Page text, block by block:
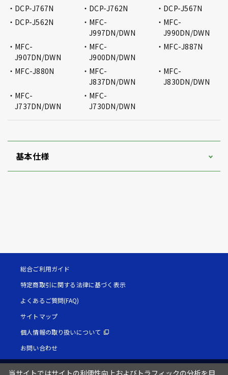
DCP-J767N
DCP-J762N
DCP-J567N
DCP-J562N
MFC-
J997DN/DWN
MFC-
J990DN/DWN
MFC-
J907DN/DWN
MFC-
J900DN/DWN
MFC-J887N
MFC-J880N
MFC-
J837DN/DWN
MFC-
J830DN/DWN
MFC-
J737DN/DWN
MFC-
J730DN/DWN
基本仕様
総合ご利用ガイド
特定商取引に関する法律に基づく表示
よくあるご質問(FAQ)
サイトマップ
個人情報の取り扱いについて
お問い合わせ